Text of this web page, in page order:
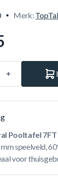
Merk:
Pooltafel 7FT
speelveld,
voor